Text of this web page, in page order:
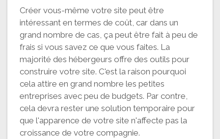
Créer vous-même votre site peut être
intéressant en termes de coût, car dans un
grand nombre de cas, ça peut être fait à peu de
frais si vous savez ce que vous faites. La
majorité des hébergeurs offre des outils pour
construire votre site. C'est la raison pourquoi
cela attire en grand nombre les petites
entreprises avec peu de budgets. Par contre,
cela devra rester une solution temporaire pour
que l'apparence de votre site n'affecte pas la
croissance de votre compagnie.